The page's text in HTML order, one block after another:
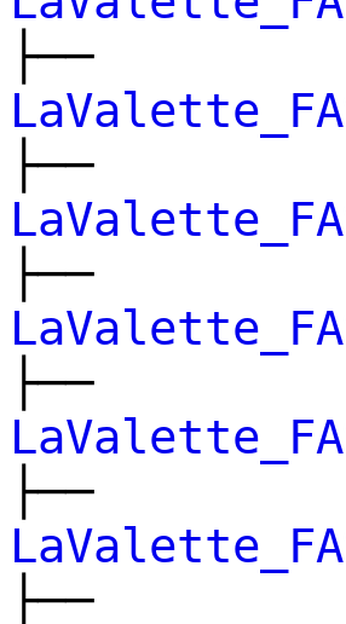
├──
├──
├──
├──
├──
├──